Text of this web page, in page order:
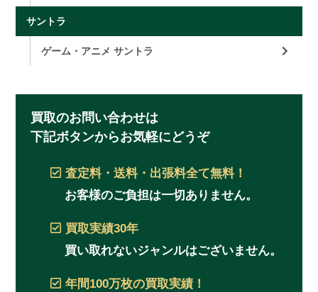
サントラ
ゲーム・アニメ サントラ
買取のお問い合わせは
下記ボタンからお気軽にどうぞ
査定料・送料・出張料全て無料！
お客様のご負担は一切ありません。
買取実績30年
買い取れないジャンルはございません。
年間100万枚の買取実績！